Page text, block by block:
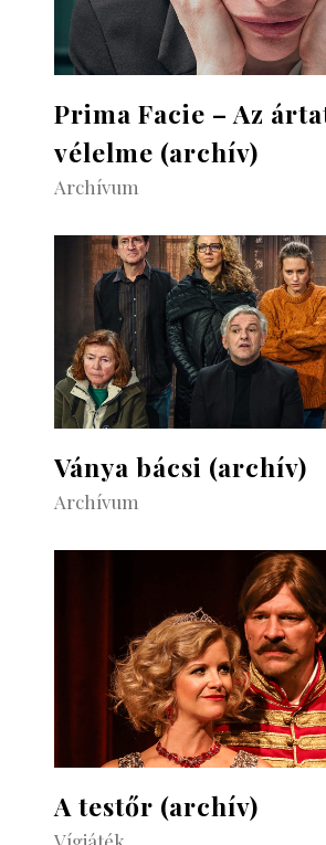
Prima Facie – Az
vélelme (archív)
Archívum
Ványa bácsi (archív)
Archívum
A testőr (archív)